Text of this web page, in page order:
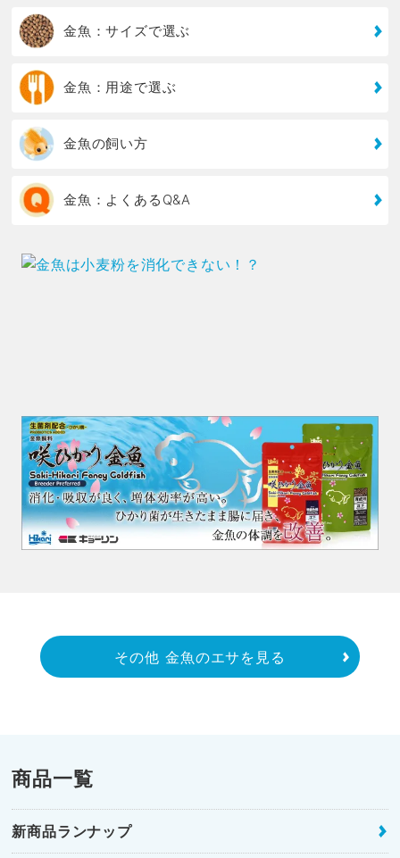
金魚：サイズで選ぶ
金魚：用途で選ぶ
金魚の飼い方
金魚：よくあるQ&A
その他 金魚のエサを見る
商品一覧
新商品ランナップ